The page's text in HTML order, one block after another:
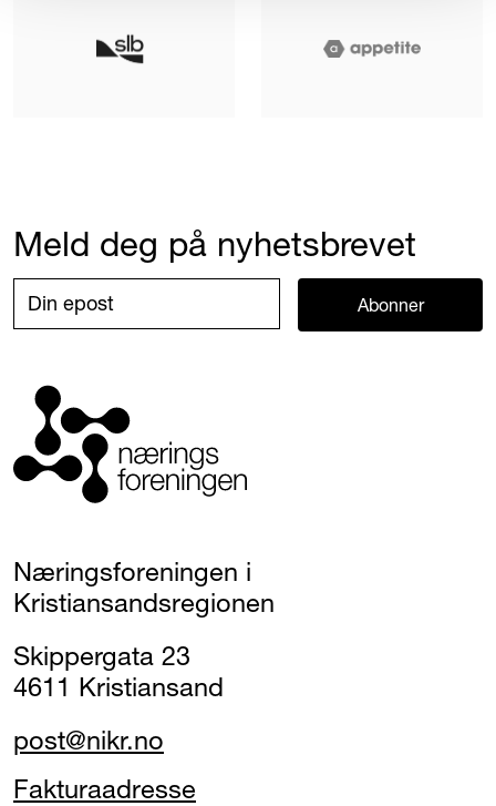
Meld deg på nyhetsbrevet
Abonner
Næringsforeningen i
Kristiansandsregionen
Skippergata 23
4611 Kristiansand
post@nikr.no
Fakturaadresse